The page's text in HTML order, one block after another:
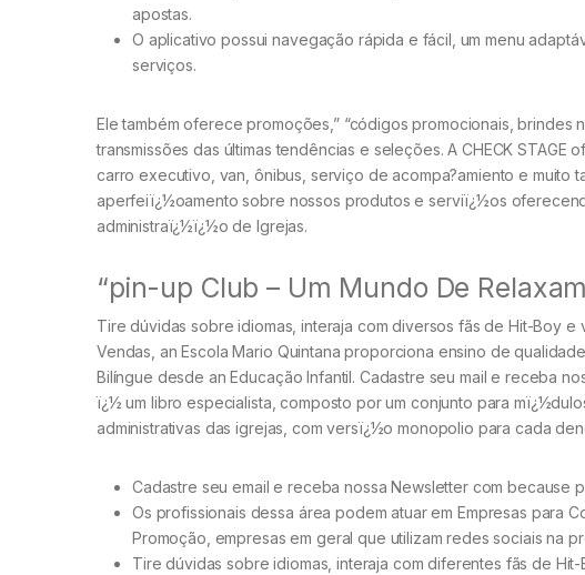
apostas.
O aplicativo possui navegação rápida e fácil, um menu
serviços.
Ele também oferece promoções,” “códigos promocionais,
transmissões das últimas tendências e seleções. A CHECK
carro executivo, van, ônibus, serviço de acompa?amiento e muito
aperfeiï¿½oamento sobre nossos produtos e serviï¿½os
administraï¿½ï¿½o de Igrejas.
“pin-up Club – Um Mundo De
Tire dúvidas sobre idiomas, interaja com diversos fãs de Hit-Boy
Vendas, an Escola Mario Quintana proporciona ensino de
Bilíngue desde an Educação Infantil. Cadastre seu mail e receba
ï¿½ um libro especialista, composto por um conjunto para
administrativas das igrejas, com versï¿½o monopolio para cada
Cadastre seu email e receba nossa Newsletter com because
Os profissionais dessa área podem atuar em Empresas para
Promoção, empresas em geral que utilizam redes sociais na
Tire dúvidas sobre idiomas, interaja com diferentes fãs de